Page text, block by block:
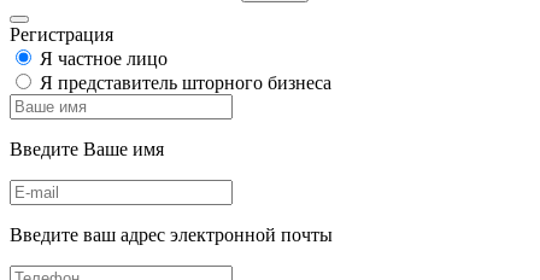
Регистрация
Я частное лицо
Я представитель шторного бизнеса
Введите Ваше имя
Введите ваш адрес электронной почты